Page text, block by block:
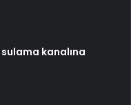
kanalına